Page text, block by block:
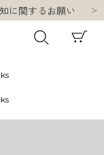
に関するお願い
響について
て
に関するお願い
料